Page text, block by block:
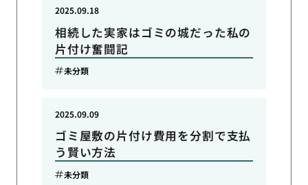
相続した実家はゴミの城だった私の
片付け奮闘記
2025.09.18
未分類
ゴミ屋敷の片付け費用を分割で支払
う賢い方法
2025.09.09
未分類